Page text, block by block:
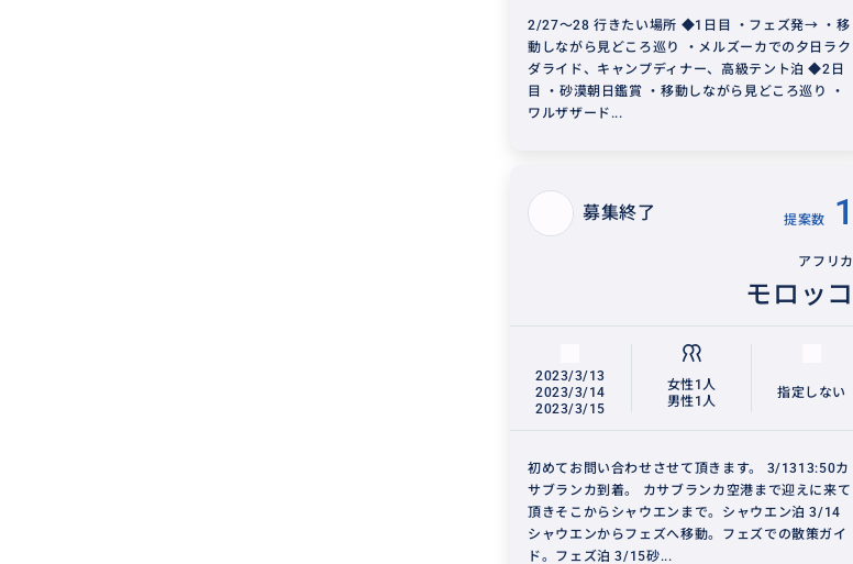
2/27〜28 行きたい場所 ◆1日目 ・フェズ発→ ・移
動しながら見どころ巡り ・メルズーカでの夕日ラク
ダライド、キャンプディナー、高級テント泊 ◆2日
目 ・砂漠朝日鑑賞 ・移動しながら見どころ巡り ・
ワルザザード...
募集終了 提案数 1
アフリカ
モロッコ
2023/3/13
2023/3/14
2023/3/15
女性1人
男性1人
指定しない
初めてお問い合わせさせて頂きます。 3/1313:50カ
サブランカ到着。 カサブランカ空港まで迎えに来て
頂きそこからシャウエンまで。シャウエン泊 3/14
シャウエンからフェズへ移動。フェズでの散策ガイ
ド。フェズ泊 3/15砂...